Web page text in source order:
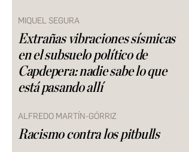
MIQUEL SEGURA
Extrañas vibraciones sísmicas
en el subsuelo político de
Capdepera: nadie sabe lo que
está pasando allí
ALFREDO MARTÍN-GÓRRIZ
Racismo contra los pitbulls